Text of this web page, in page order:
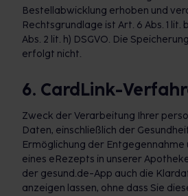
Bestellabwicklung erhoben und
Rechtsgrundlage ist Art. 6 Abs. 1 lit.
Abs. 2 lit. h) DSGVO. Die
erfolgt nicht.
6. CardLink-
Zweck der Verarbeitung Ihrer
Daten, einschließlich der
Ermöglichung der Entgegennahme
eines eRezepts in unserer
der gesund.de-App auch die
anzeigen lassen, ohne dass Sie